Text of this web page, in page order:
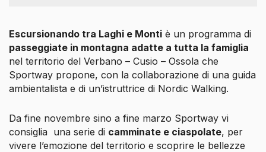
Escursionando tra Laghi e Monti è un programma di
passeggiate in montagna adatte a tutta la famiglia
nel territorio del Verbano – Cusio – Ossola che
Sportway propone, con la collaborazione di una guida
ambientalista e di un’istruttrice di Nordic Walking.
Da fine novembre sino a fine marzo Sportway vi
consiglia una serie di camminate e ciaspolate, per
vivere l’emozione del territorio e scoprire le bellezze